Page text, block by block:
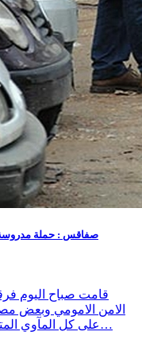
صفاقس : حملة مدروسة
قامت صباح اليوم
الامن الامومي وبعض
على كل المآوي المتواجدة بمحيط باب الجبلي وسيدي اللخمي…